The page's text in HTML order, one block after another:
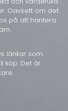
Oavsett om det
på att hantera
länkar som
köp. Det är